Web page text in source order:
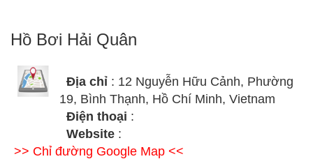
Hồ Bơi Hải Quân
Địa chỉ : 12 Nguyễn Hữu Cảnh, Phường
19, Bình Thạnh, Hồ Chí Minh, Vietnam
Điện thoại :
Website :
>> Chỉ đường Google Map <<